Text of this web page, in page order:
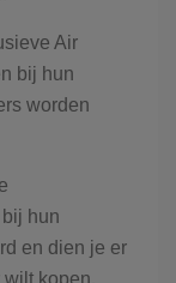
Air
bij hun
worden
hun
en dien je er
kopen,